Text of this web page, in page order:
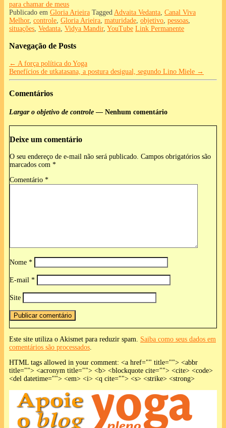
para chamar de meus
Publicado em Gloria Arieira Tagged Advaita Vedanta, Canal Viva
Melhor, controle, Gloria Arieira, maturidade, objetivo, pessoas,
situações, Vedanta, Vidya Mandir, YouTube Link Permanente
Navegação de Posts
← A força política do Yoga
Benefícios de utkatasana, a postura desigual, segundo Lino Miele →
Comentários
Largar o objetivo de controle — Nenhum comentário
Deixe um comentário
O seu endereço de e-mail não será publicado. Campos obrigatórios são
marcados com *
Comentário *
Nome *
E-mail *
Site
Este site utiliza o Akismet para reduzir spam. Saiba como seus dados em
comentários são processados.
HTML tags allowed in your comment: <a href="" title=""> <abbr
title=""> <acronym title=""> <b> <blockquote cite=""> <cite> <code>
<del datetime=""> <em> <i> <q cite=""> <s> <strike> <strong>